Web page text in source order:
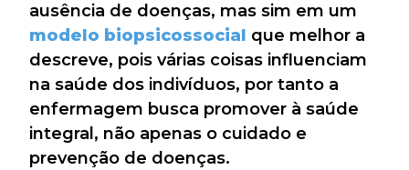
ausência de doenças, mas sim em um
modelo biopsicossocial que melhor a
descreve, pois várias coisas influenciam
na saúde dos indivíduos, por tanto a
enfermagem busca promover à saúde
integral, não apenas o cuidado e
prevenção de doenças.